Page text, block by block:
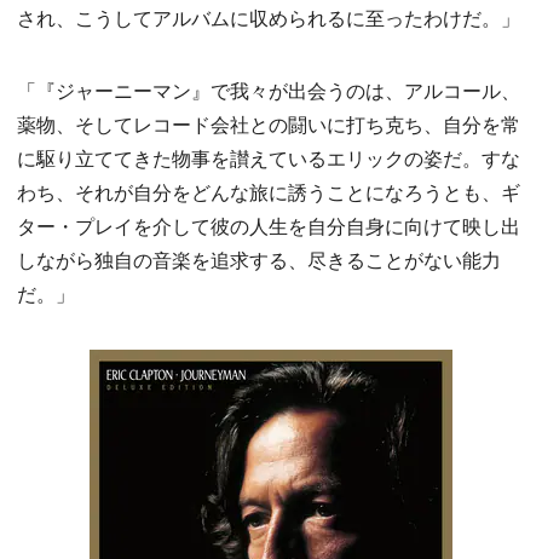
され、こうしてアルバムに収められるに至ったわけだ。」
「『ジャーニーマン』で我々が出会うのは、アルコール、
薬物、そしてレコード会社との闘いに打ち克ち、自分を常
に駆り立ててきた物事を讃えているエリックの姿だ。すな
わち、それが自分をどんな旅に誘うことになろうとも、ギ
ター・プレイを介して彼の人生を自分自身に向けて映し出
しながら独自の音楽を追求する、尽きることがない能力
だ。」